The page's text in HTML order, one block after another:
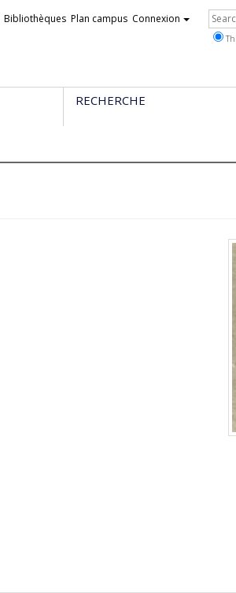
Bibliothèques Plan campus Connexion
RECHERCHE